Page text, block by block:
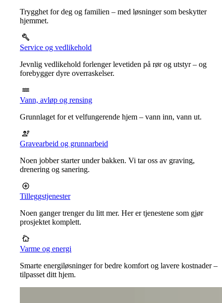
Trygghet for deg og familien – med løsninger som beskytter
hjemmet.
Service og vedlikehold
Jevnlig vedlikehold forlenger levetiden på rør og utstyr – og
forebygger dyre overraskelser.
Vann, avløp og rensing
Grunnlaget for et velfungerende hjem – vann inn, vann ut.
Gravearbeid og grunnarbeid
Noen jobber starter under bakken. Vi tar oss av graving,
drenering og sanering.
Tilleggstjenester
Noen ganger trenger du litt mer. Her er tjenestene som gjør
prosjektet komplett.
Varme og energi
Smarte energiløsninger for bedre komfort og lavere kostnader –
tilpasset ditt hjem.